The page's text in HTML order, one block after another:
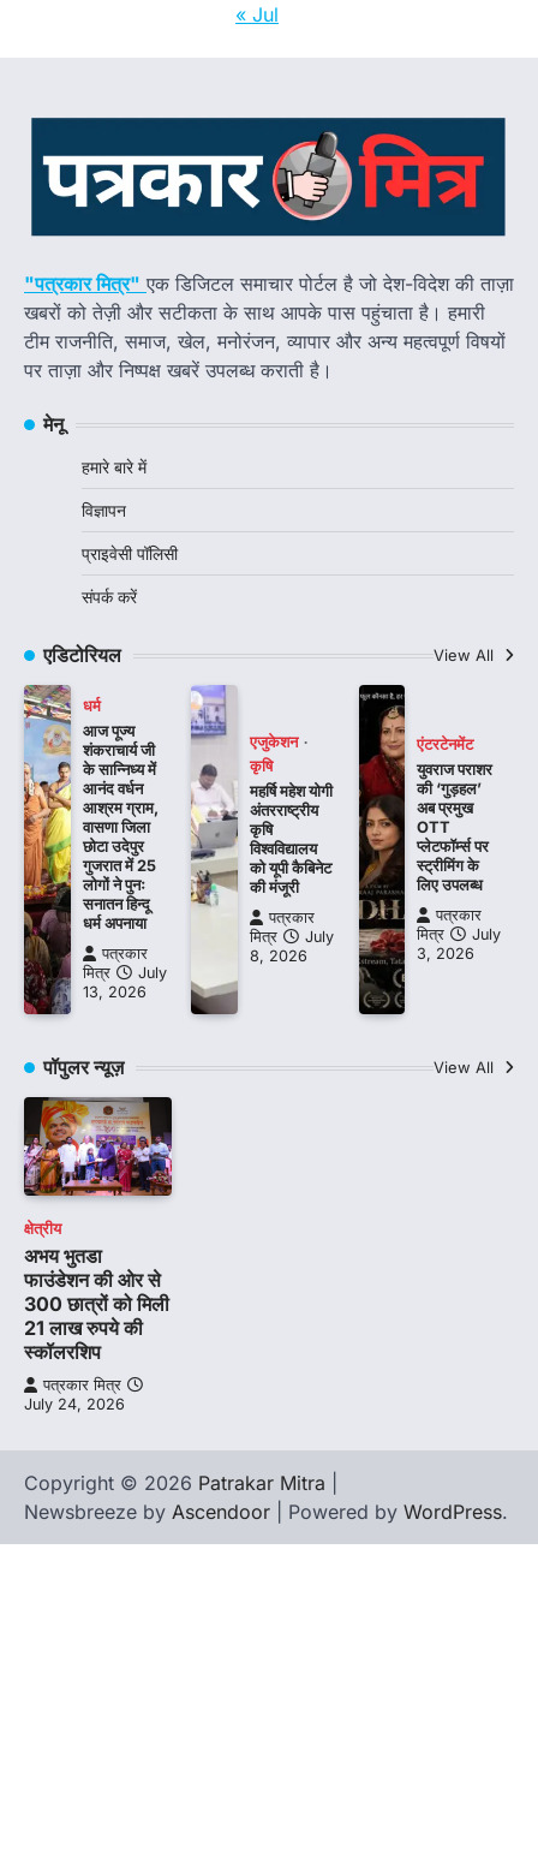
« Jul
"पत्रकार मित्र" एक डिजिटल समाचार पोर्टल है जो देश-विदेश की ताज़ा
खबरों को तेज़ी और सटीकता के साथ आपके पास पहुंचाता है। हमारी
टीम राजनीति, समाज, खेल, मनोरंजन, व्यापार और अन्य महत्वपूर्ण विषयों
पर ताज़ा और निष्पक्ष खबरें उपलब्ध कराती है।
मेनू
हमारे बारे में
विज्ञापन
प्राइवेसी पॉलिसी
संपर्क करें
एडिटोरियल View All
धर्म
आज पूज्य
शंकराचार्य जी
के सान्निध्य में
आनंद वर्धन
आश्रम ग्राम,
वासणा जिला
छोटा उदेपुर
गुजरात में 25
लोगों ने पुनः
सनातन हिन्दू
धर्म अपनाया
पत्रकार
मित्र
July
13, 2026
एजुकेशन
कृषि
महर्षि महेश योगी
अंतरराष्ट्रीय
कृषि
विश्वविद्यालय
को यूपी कैबिनेट
की मंजूरी
पत्रकार
मित्र
July
8, 2026
एंटरटेनमेंट
युवराज पराशर
की ‘गुड़हल’
अब प्रमुख
OTT
प्लेटफॉर्म्स पर
स्ट्रीमिंग के
लिए उपलब्ध
पत्रकार
मित्र
July
3, 2026
पॉपुलर न्यूज़ View All
क्षेत्रीय
अभय भुतडा
फाउंडेशन की ओर से
300 छात्रों को मिली
21 लाख रुपये की
स्कॉलरशिप
पत्रकार मित्र
July 24, 2026
Copyright © 2026 Patrakar Mitra
Newsbreeze by Ascendoor | Powered by WordPress.